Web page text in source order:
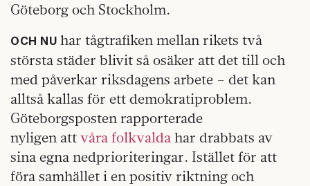
Göteborg och Stockholm.
OCH NU har tågtrafiken mellan rikets två
största städer blivit så osäker att det till och
med påverkar riksdagens arbete – det kan
alltså kallas för ett demokratiproblem.
Göteborgsposten rapporterade
nyligen att våra folkvalda har drabbats av
sina egna nedprioriteringar. Istället för att
föra samhället i en positiv riktning och